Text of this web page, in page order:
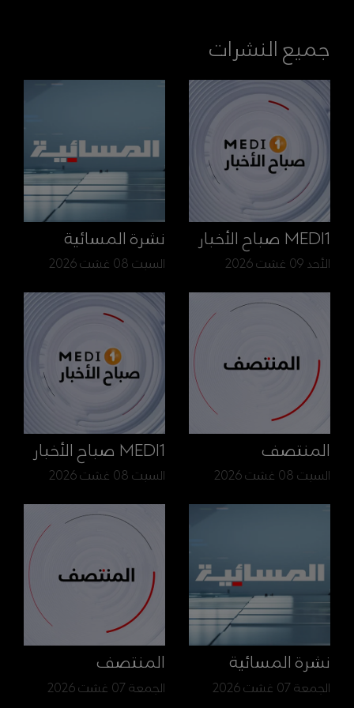
جميع النشرات
MEDI1 صباح الأخبار
الأحد 09 غشت 2026
نشرة المسائية
السبت 08 غشت 2026
المنتصف
السبت 08 غشت 2026
MEDI1 صباح الأخبار
السبت 08 غشت 2026
نشرة المسائية
الجمعة 07 غشت 2026
المنتصف
الجمعة 07 غشت 2026